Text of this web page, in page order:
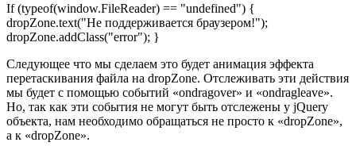
If (typeof(window.FileReader) == "undefined") {
dropZone.text("Не поддерживается браузером!");
dropZone.addClass("error"); }
Следующее что мы сделаем это будет анимация эффекта
перетаскивания файла на dropZone. Отслеживать эти действия
мы будет с помощью событий «ondragover» и «ondragleave».
Но, так как эти события не могут быть отслежены у jQuery
объекта, нам необходимо обращаться не просто к «dropZone»,
а к «dropZone».